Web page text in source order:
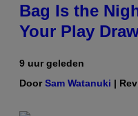
Bag Is the
Your Play
9 uur geleden
DoorSam Watanuki |